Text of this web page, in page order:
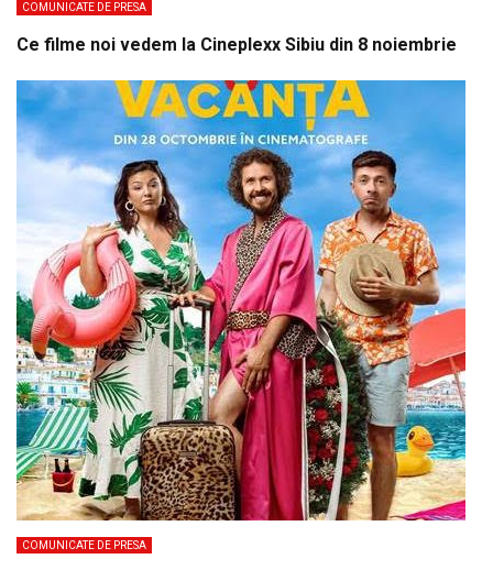
COMUNICATE DE PRESA
Ce filme noi vedem la Cineplexx Sibiu din 8 noiembrie
COMUNICATE DE PRESA